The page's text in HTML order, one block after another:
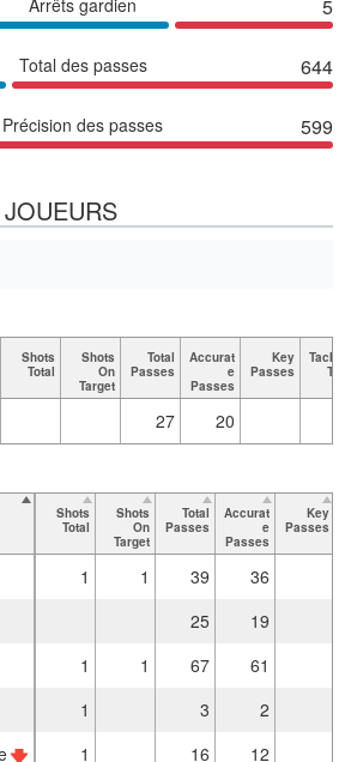
5
Total des passes 644
Précision des passes 599
Shots
Total
Shots
On
Target
Total
Passes
Accurat
e
Passes
Key
Passes
27 20
Shots
Total
Shots
On
Target
Total
Passes
Accurat
e
Passes
Key
Passes
1 1 39
36
25
19
1 1 67
61
1 3
2
1 16
12